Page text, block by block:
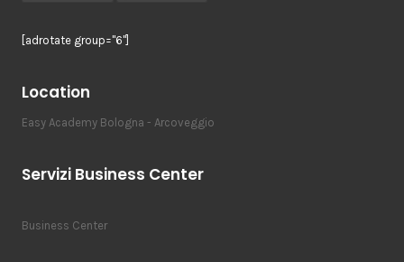
[adrotate group="6"]
Location
Easy Academy Bologna - Arcoveggio
Servizi Business Center
Business Center